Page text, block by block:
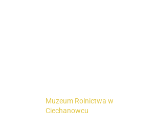
Muzeum Rolnictwa w
Ciechanowcu